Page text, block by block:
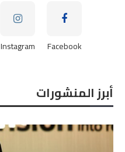
Facebook
Instagram
أبرز المنشورات